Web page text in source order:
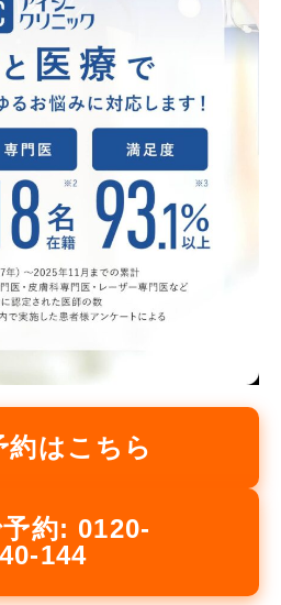
約はこちら
約: 0120-
144